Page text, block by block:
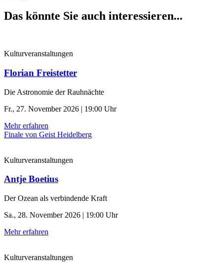
Das könnte Sie auch interessieren...
Kulturveranstaltungen
Florian Freistetter
Die Astronomie der ­Rauhnächte
Fr., 27. November 2026 | 19:00 Uhr
Mehr erfahren
Finale von Geist Heidelberg
Kulturveranstaltungen
Antje Boetius
Der Ozean als verbindende Kraft
Sa., 28. November 2026 | 19:00 Uhr
Mehr erfahren
Kulturveranstaltungen